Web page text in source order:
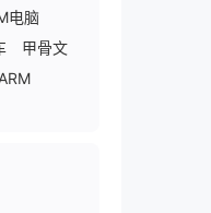
电脑
甲骨文
ARM